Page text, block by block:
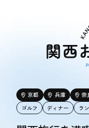
エリア
エリア
京都 兵庫 奈
ゴルフ
ディナー ラ